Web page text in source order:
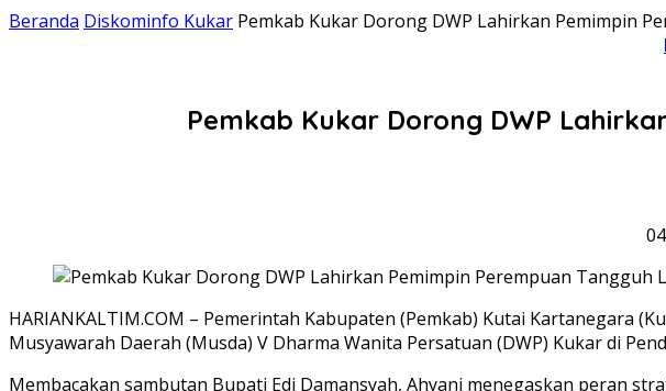
Beranda Diskominfo Kukar Pemkab Kukar Dorong DWP Lahirkan Pemimpin
Pemkab Kukar Dorong DWP
HARIANKALTIM.COM – Pemerintah Kabupaten (Pemkab) Kutai Kartanegara
Musyawarah Daerah (Musda) V Dharma Wanita Persatuan (DWP) Kukar di
Membacakan sambutan Bupati Edi Damansyah, Ahyani menegaskan peran